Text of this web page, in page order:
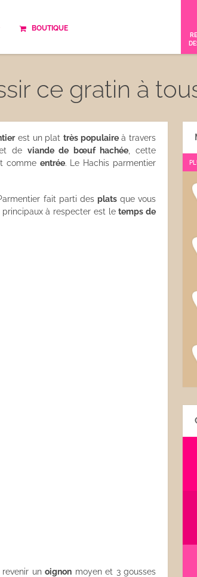
multifonctions
BOUTIQUE
ce gratin à
est un plat très populaireà travers
de viande de bœuf hachée , cette
comme entrée. Le Hachis parmentier
fait parti des platsque vous
principaux à respecter est letemps de
unoignon moyen et 3 gousses